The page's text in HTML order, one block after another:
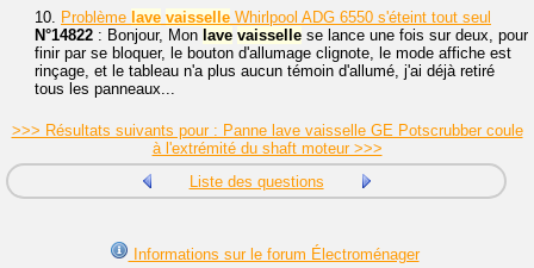
10. Problème lave vaisselle Whirlpool ADG 6550 s'éteint tout seul
N°14822 : Bonjour, Mon lave vaisselle se lance une fois sur deux, pour
finir par se bloquer, le bouton d'allumage clignote, le mode affiche est
rinçage, et le tableau n'a plus aucun témoin d'allumé, j'ai déjà retiré
tous les panneaux...
>>> Résultats suivants pour : Panne lave vaisselle GE Potscrubber coule
à l'extrémité du shaft moteur >>>
Liste des questions
Informations sur le forum Électroménager